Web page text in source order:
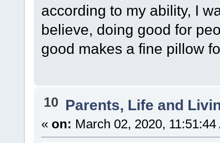
according to my ability, I
believe, doing good for
good makes a fine pillow
10 Parents, Life and
« on: March 02, 2020, 11:51:44